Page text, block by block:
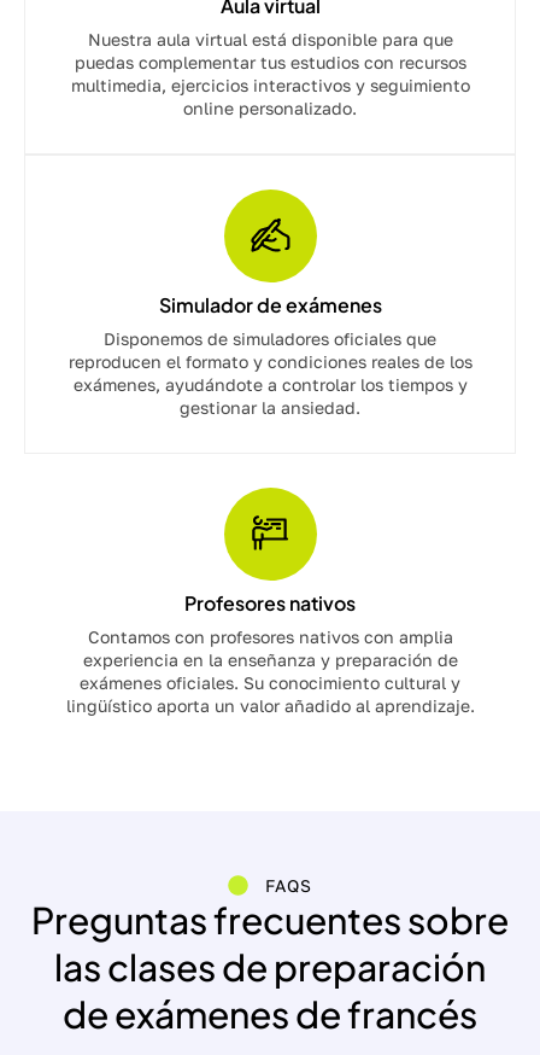
Aula virtual
Nuestra aula virtual está disponible para que
puedas complementar tus estudios con recursos
multimedia, ejercicios interactivos y seguimiento
online personalizado.
Simulador de exámenes
Disponemos de simuladores oficiales que
reproducen el formato y condiciones reales de los
exámenes, ayudándote a controlar los tiempos y
gestionar la ansiedad.
Profesores nativos
Contamos con profesores nativos con amplia
experiencia en la enseñanza y preparación de
exámenes oficiales. Su conocimiento cultural y
lingüístico aporta un valor añadido al aprendizaje.
FAQS
Preguntas frecuentes sobre
las clases de preparación
de exámenes de francés